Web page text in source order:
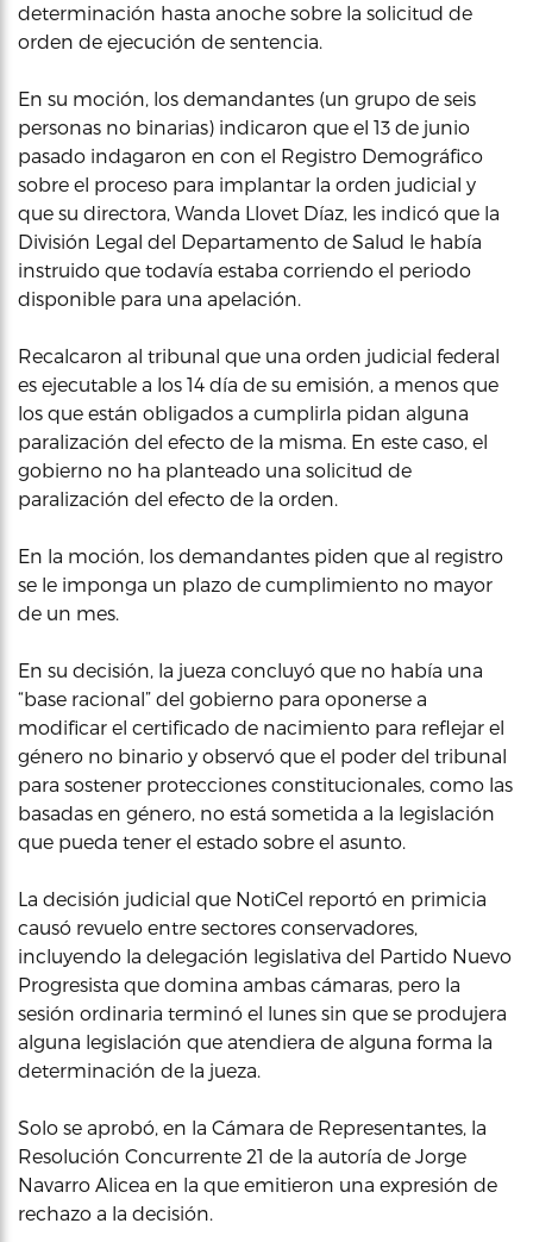
determinación hasta anoche sobre la solicitud de
orden de ejecución de sentencia.
En su moción, los demandantes (un grupo de seis
personas no binarias) indicaron que el 13 de junio
pasado indagaron en con el Registro Demográfico
sobre el proceso para implantar la orden judicial y
que su directora, Wanda Llovet Díaz, les indicó que la
División Legal del Departamento de Salud le había
instruido que todavía estaba corriendo el periodo
disponible para una apelación.
Recalcaron al tribunal que una orden judicial federal
es ejecutable a los 14 día de su emisión, a menos que
los que están obligados a cumplirla pidan alguna
paralización del efecto de la misma. En este caso, el
gobierno no ha planteado una solicitud de
paralización del efecto de la orden.
En la moción, los demandantes piden que al registro
se le imponga un plazo de cumplimiento no mayor
de un mes.
En su decisión, la jueza concluyó que no había una
“base racional” del gobierno para oponerse a
modificar el certificado de nacimiento para reflejar el
género no binario y observó que el poder del tribunal
para sostener protecciones constitucionales, como las
basadas en género, no está sometida a la legislación
que pueda tener el estado sobre el asunto.
La decisión judicial que NotiCel reportó en primicia
causó revuelo entre sectores conservadores,
incluyendo la delegación legislativa del Partido Nuevo
Progresista que domina ambas cámaras, pero la
sesión ordinaria terminó el lunes sin que se produjera
alguna legislación que atendiera de alguna forma la
determinación de la jueza.
Solo se aprobó, en la Cámara de Representantes, la
Resolución Concurrente 21 de la autoría de Jorge
Navarro Alicea en la que emitieron una expresión de
rechazo a la decisión.